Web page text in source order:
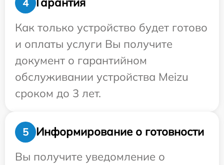
4
Как только устройство будет готово
и оплаты услуги Вы получите
документ о гарантийном
обслуживании устройства Meizu
сроком до 3 лет.
5
Информирование о готовности
Вы получите уведомление о